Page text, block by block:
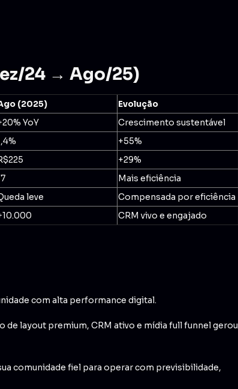
24 → Ago/25)
(2025)
Evolução
YoY
Crescimento sustentável
+55%
+29%
Mais eficiência
leve
Compensada por eficiência
CRM vivo e engajado
com alta performance digital.
de layout premium, CRM ativo e mídia full funnel gerou
comunidade fiel para operar com previsibilidade,